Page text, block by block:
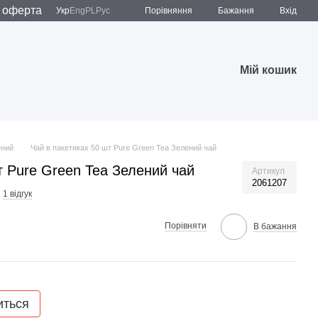
оферта Укр Eng PLРус Порівняння Бажання Вхід
Мій кошик
Чай в пакетиках 50 шт Pure Green Tea Зелений чай
Pure Green Tea Зелений чай Артикул
2061207
1 відгук
Порівняти В бажання